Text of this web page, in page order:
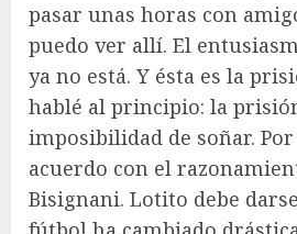
pasar unas horas con
puedo ver allí. El
ya no está. Y ésta es la
hablé al principio: la
imposibilidad de soñar.
acuerdo con el
Bisignani. Lotito debe